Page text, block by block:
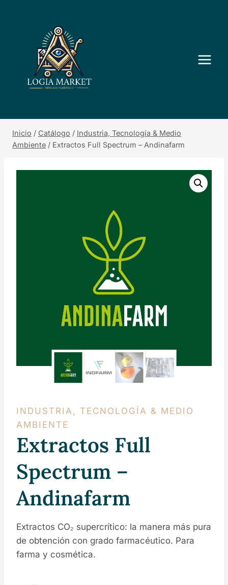
Inicio / Catálogo / Industria, Tecnología & Medio
Ambiente / Extractos Full Spectrum – Andinafarm
INDUSTRIA, TECNOLOGÍA & MEDIO
AMBIENTE
Extractos Full
Spectrum –
Andinafarm
Extractos CO₂ supercrítico: la manera más pura
de obtención con grado farmacéutico. Para
farma y cosmética.